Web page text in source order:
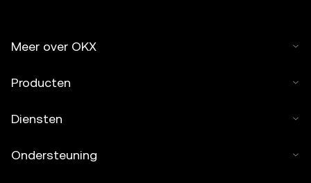
Meer over OKX
Producten
Diensten
Ondersteuning